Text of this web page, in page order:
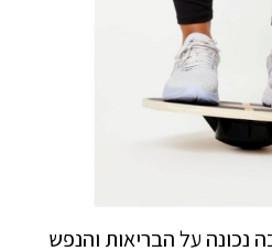
נכונה על הבריאות והנפש